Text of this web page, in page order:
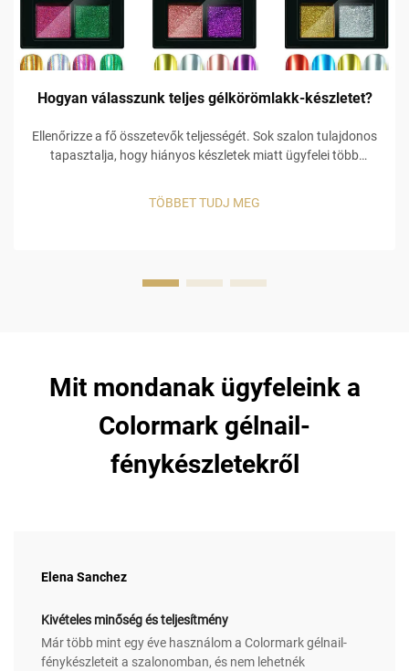
Hogyan válasszunk teljes gélkörömlakk-készletet?
Ellenőrizze a fő összetevők teljességét. Sok szalon tulajdonos
tapasztalja, hogy hiányos készletek miatt ügyfelei több
Például egy alacsony minőségű alapréteg miatt a gél szín
TÖBBET TUDJ MEG
Mit mondanak ügyfeleink a
Colormark gélnail-
fénykészletekről
Elena Sanchez
Kivételes minőség és teljesítmény
Már több mint egy éve használom a Colormark gélnail-
fénykészleteit a szalonomban, és nem lehetnék